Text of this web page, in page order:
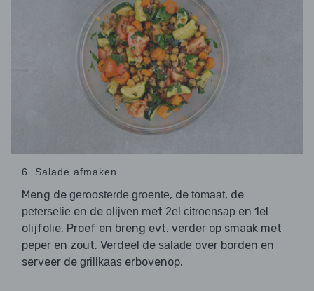
6. Salade afmaken
Meng de geroosterde groente, de tomaat, de
peterselie en de olijven met 2el citroensap en 1el
olijfolie. Proef en breng evt. verder op smaak met
peper en zout. Verdeel de salade over borden en
serveer de grillkaas erbovenop.